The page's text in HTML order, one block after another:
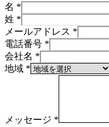
名 *
姓 *
メールアドレス *
電話番号 *
会社名 *
地域 *
メッセージ *